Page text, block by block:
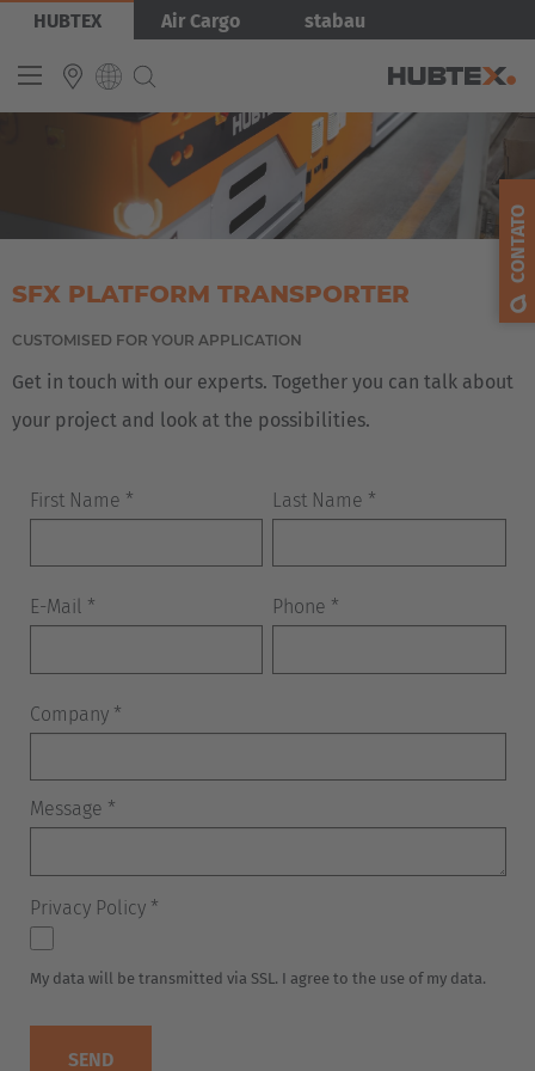
PularHUBTEX Air Cargo stabau
« back to main menu
Empilhadeiras laterais Gestão de energia
INTERNATIONAL
Español
Imagem
SFX PLATFORM TRANSPORTER
CUSTOMISED FOR YOUR APPLICATION
Get in touch with our experts. Together you can talk about
your project and look at the possibilities.
CONTATO